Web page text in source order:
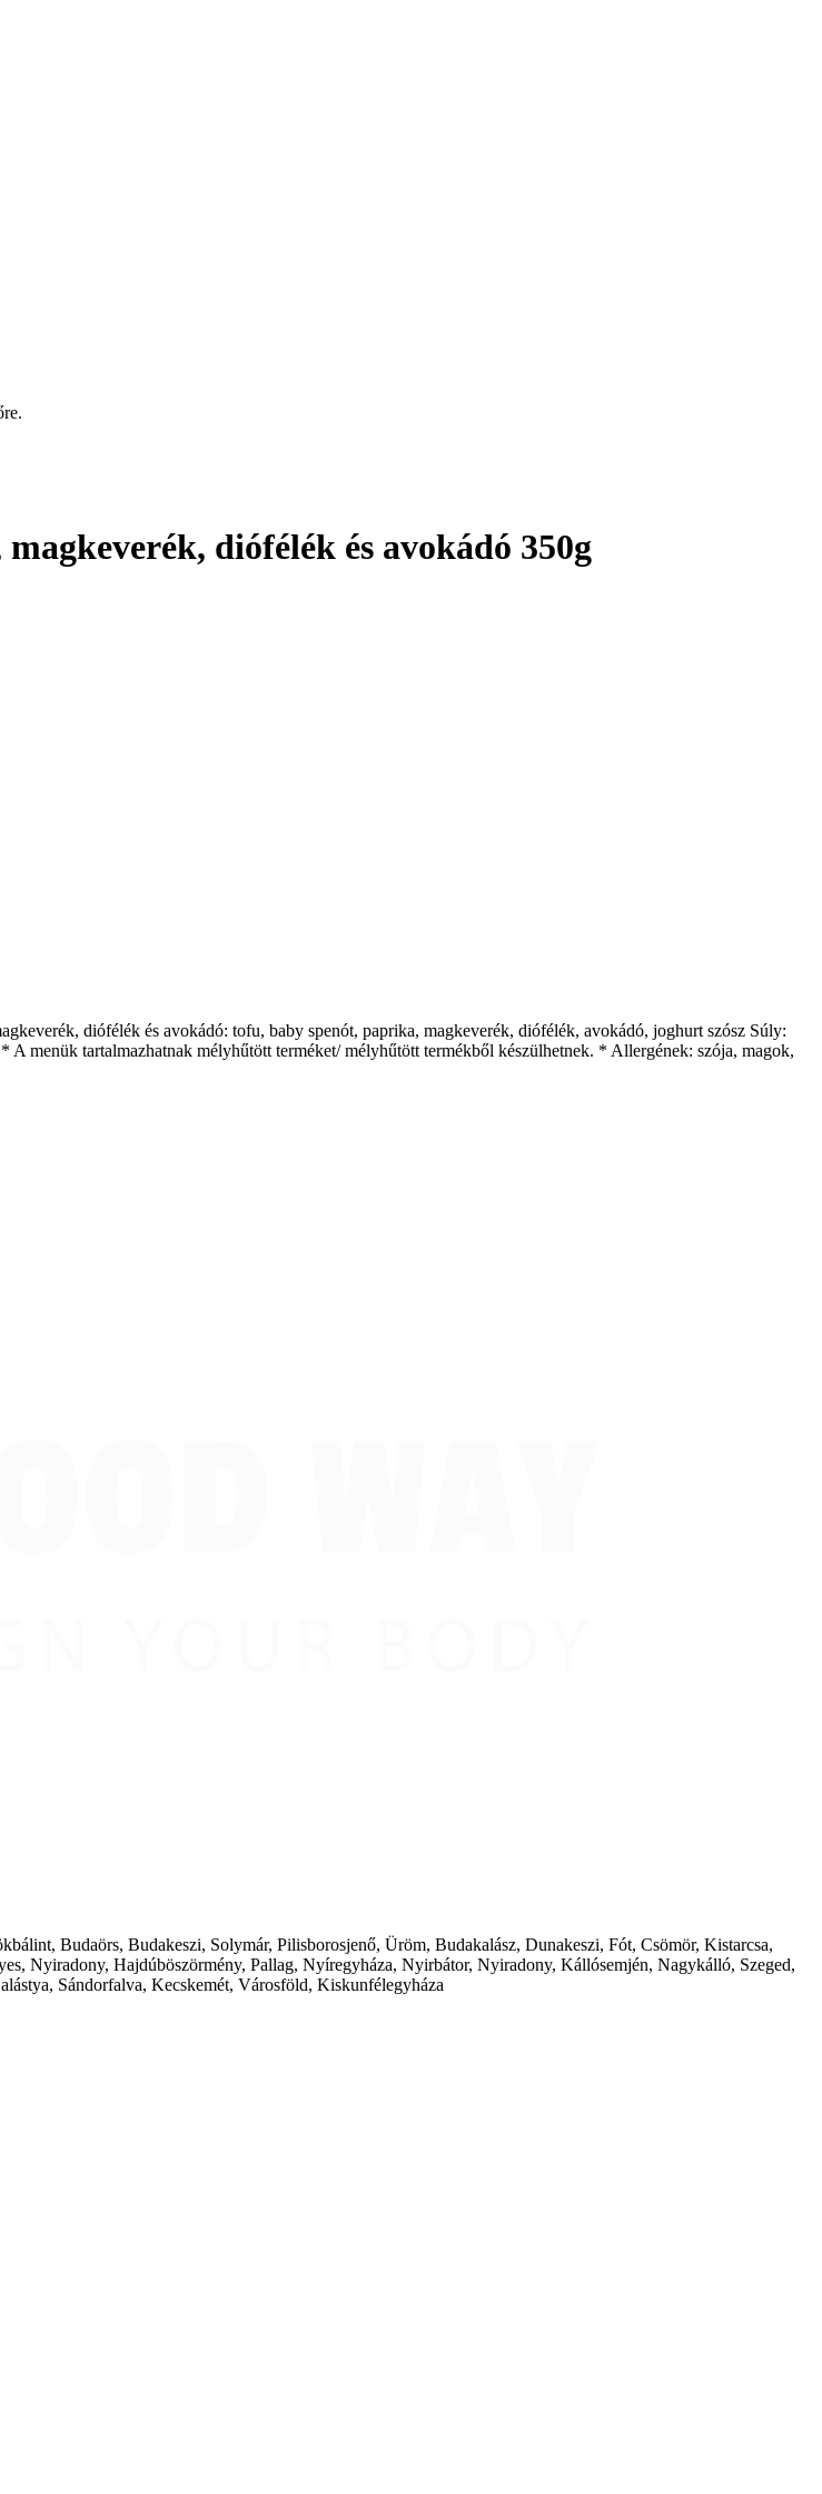
diófélék és avokádó 350g
diófélék és avokádó: tofu, baby spenót, paprika, magkeverék, diófélék, avokádó, joghurt szósz Súly:
menük tartalmazhatnak mélyhűtött terméket/ mélyhűtött termékből készülhetnek. * Allergének: szója, magok,
Budaörs, Budakeszi, Solymár, Pilisborosjenő, Üröm, Budakalász, Dunakeszi, Fót, Csömör, Kistarcsa,
Nyiradony, Hajdúböszörmény, Pallag, Nyíregyháza, Nyirbátor, Nyiradony, Kállósemjén, Nagykálló, Szeged,
Sándorfalva, Kecskemét, Városföld, Kiskunfélegyháza